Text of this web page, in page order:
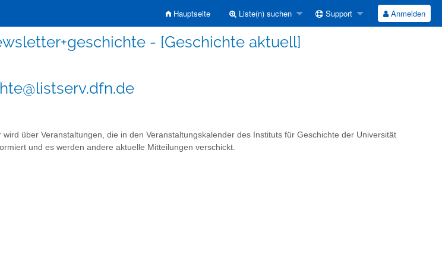
Hauptseite Liste(n) suchen Support Anmelden
- [Geschichte aktuell]
wird über Veranstaltungen, die in den Veranstaltungskalender des Instituts für Geschichte der Universität
und es werden andere aktuelle Mitteilungen verschickt.